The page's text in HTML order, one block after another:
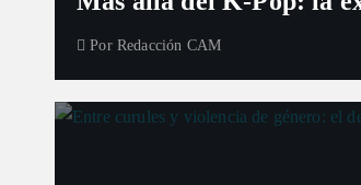
Por Redacción CAM